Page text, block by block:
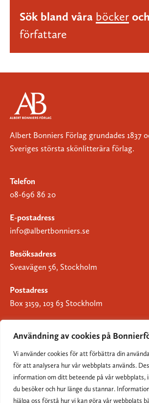
Användning av cookies på
Vi använder cookies för att förbättra din
för att analysera hur vår webbplats används.
information om ditt beteende på vår webbplats,
du besöker och hur länge du stannar.
hjälpa oss förstå hur vi kan göra vår webbplats
Sök bland våra böcker och
författare
Albert Bonniers Förlag grundades 1837
Sveriges största skönlitterära förlag.
Telefon
08-696 86 20
E-postadress
info@albertbonniers.se
Besöksadress
Sveavägen 56, Stockholm
Postadress
Box 3159, 103 63 Stockholm
Om Bonnierförlagen
Cookies
Integritetspolicy